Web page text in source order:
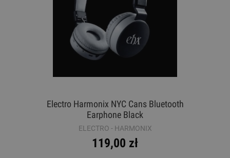
Electro Harmonix NYC Cans Bluetooth
Earphone Black
ELECTRO - HARMONIX
119,00 zł